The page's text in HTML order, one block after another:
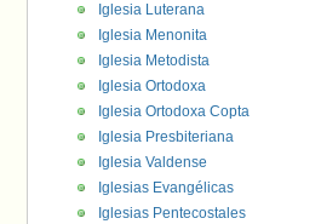
Iglesia Luterana
Iglesia Menonita
Iglesia Metodista
Iglesia Ortodoxa
Iglesia Ortodoxa Copta
Iglesia Presbiteriana
Iglesia Valdense
Iglesias Evangélicas
Iglesias Pentecostales